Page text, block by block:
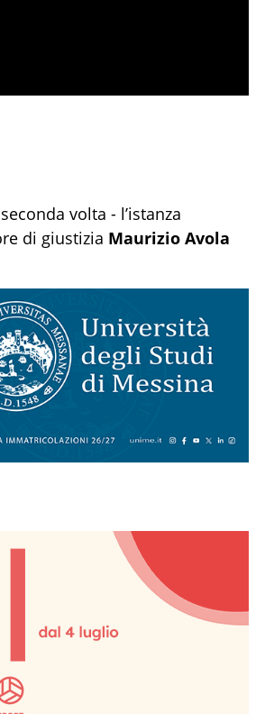
volta - l’istanza
di giustizia Maurizio Avola